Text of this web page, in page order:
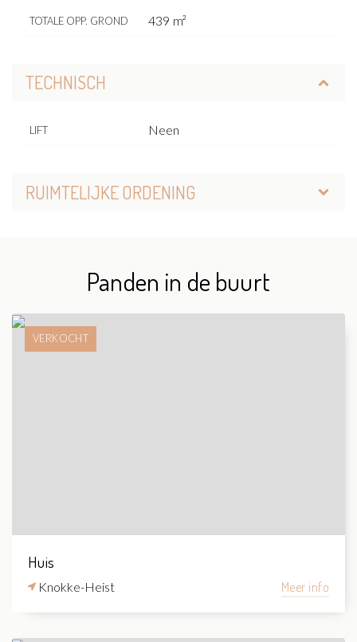
TOTALE OPP. GROND 439 m²
TECHNISCH
LIFT Neen
RUIMTELIJKE ORDENING
Panden in de buurt
VERKOCHT
Huis
Knokke-Heist Meer info